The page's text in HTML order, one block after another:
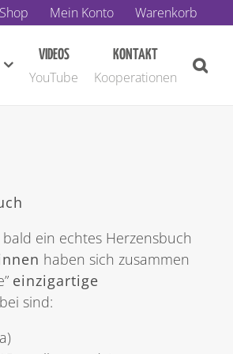
Shop Mein Konto Warenkorb
VIDEOS
YouTube
KONTAKT
Kooperationen
ein echtes Herzensbuch
haben sich zusammen
einzigartige
sind: